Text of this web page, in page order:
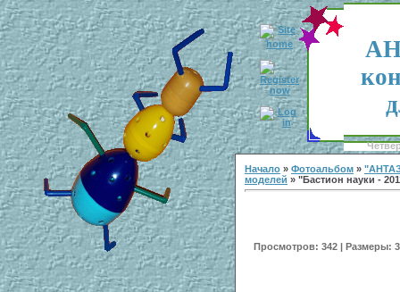
Начало » Фотоальбом »
моделей » "Бастион науки -
Просмотров: 342 | Размеры: